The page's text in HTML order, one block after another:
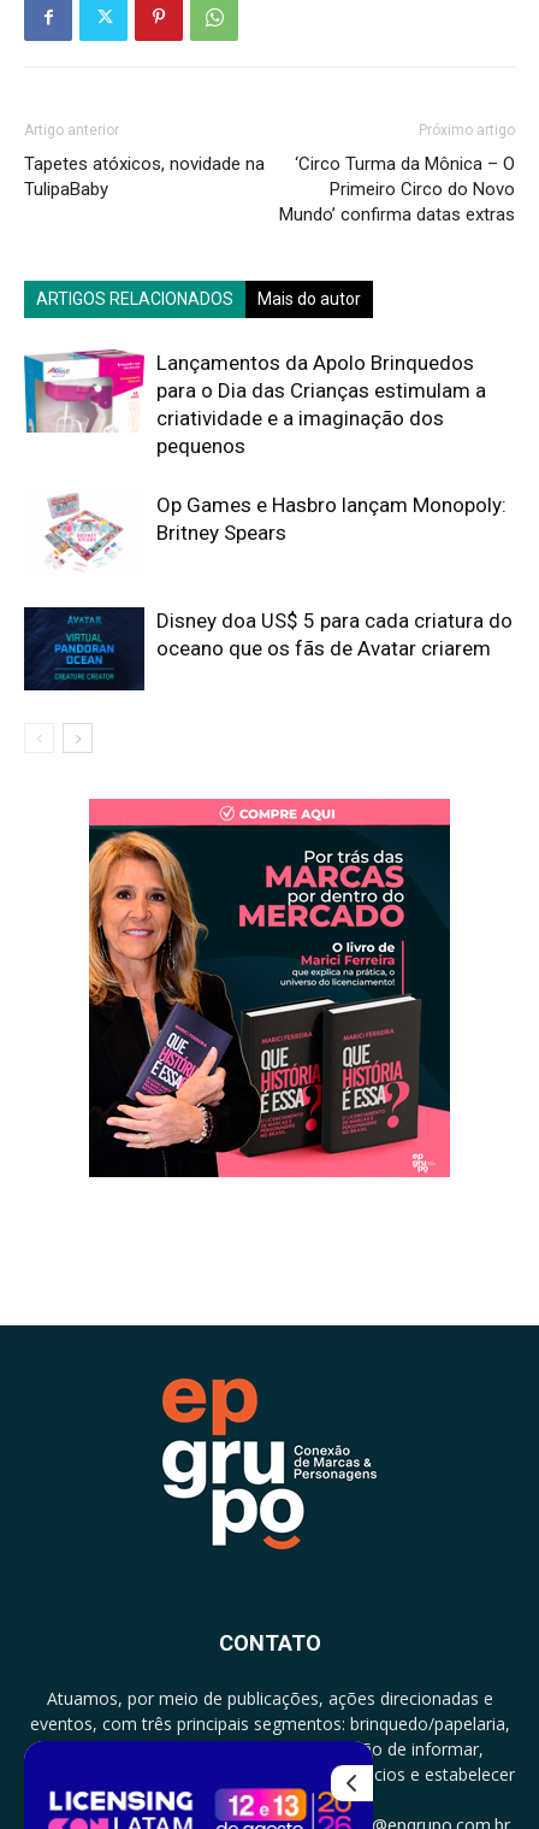
Artigo anterior
Tapetes atóxicos, novidade na
TulipaBaby
Próximo artigo
‘Circo Turma da Mônica – O
Primeiro Circo do Novo
Mundo’ confirma datas extras
ARTIGOS RELACIONADOS Mais do autor
Lançamentos da Apolo Brinquedos
para o Dia das Crianças estimulam a
criatividade e a imaginação dos
pequenos
Op Games e Hasbro lançam Monopoly:
Britney Spears
Disney doa US$ 5 para cada criatura do
oceano que os fãs de Avatar criarem
CONTATO
Atuamos, por meio de publicações, ações direcionadas e
eventos, com três principais segmentos: brinquedo/papelaria,
licenciamento e zero a três com a missão de informar,
documentar, proporcionar encontro de negócios e estabelecer
parcerias.